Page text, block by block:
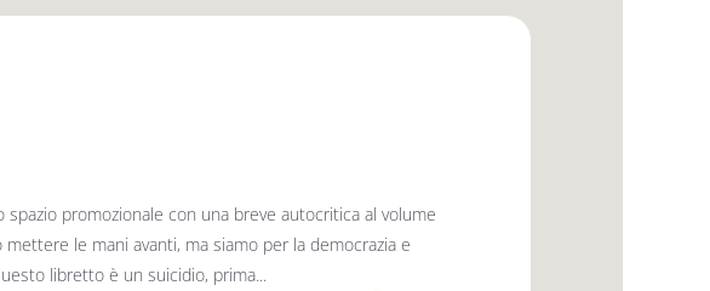
promozionale con una breve autocritica al volume
le mani avanti, ma siamo per la democrazia e
libretto è un suicidio, prima...